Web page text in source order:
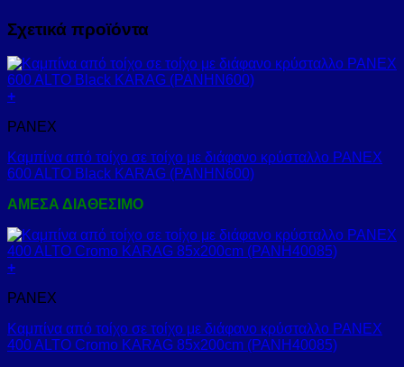
Σχετικά προϊόντα
+
PANEX
Καμπίνα από τοίχο σε τοίχο με διάφανο κρύσταλλο PANEX
600 ALTO Black KARAG (PANHN600)
ΑΜΕΣΑ ΔΙΑΘΕΣΙΜΟ
+
PANEX
Καμπίνα από τοίχο σε τοίχο με διάφανο κρύσταλλο PANEX
400 ALTO Cromo KARAG 85x200cm (PANH40085)